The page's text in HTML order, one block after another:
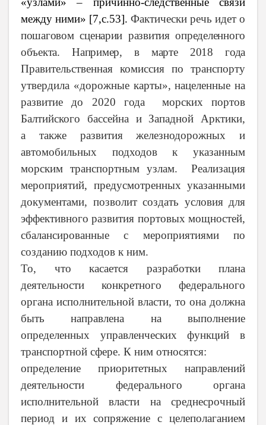
между ними» [7,c.53]. Фактически речь идет о
пошаговом сценарии развития определенного
объекта. Например, в марте 2018 года
Правительственная комиссия по транспорту
утвердила «дорожные карты», нацеленные на
развитие до 2020 года морских портов
Балтийского бассейна и Западной Арктики,
а также развития железнодорожных и
автомобильных подходов к указанным
морским транспортным узлам. Реализация
мероприятий, предусмотренных указанными
документами, позволит создать условия для
эффективного развития портовых мощностей,
сбалансированные с мероприятиями по
созданию подходов к ним.
То, что касается разработки плана
деятельности конкретного федерального
органа исполнительной власти, то она должна
быть направлена на выполнение
определенных управленческих функций в
транспортной сфере. К ним относятся:
определение приоритетных направлений
деятельности федерального органа
исполнительной власти на среднесрочный
период и их сопряжение с целеполаганием